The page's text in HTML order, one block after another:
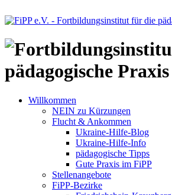
Willkommen
NEIN zu Kürzungen
Flucht & Ankommen
Ukraine-Hilfe-Blog
Ukraine-Hilfe-Info
pädagogische Tipps
Gute Praxis im FiPP
Stellenangebote
FiPP-Bezirke